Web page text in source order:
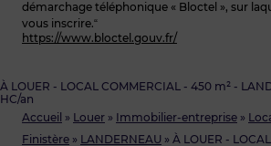
Accueil » Louer » Immobilier-entreprise »
Finistère » LANDERNEAU » À LOUER -
À LOUER - LOCAL COMMERCIAL - 450 m² -
HC/an
démarchage téléphonique « Bloctel », sur
vous inscrire.“
https://www.bloctel.gouv.fr/